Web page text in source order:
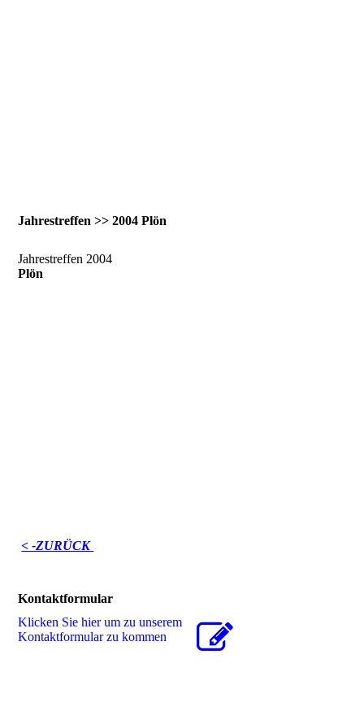
Jahrestreffen >> 2004 Plön
Jahrestreffen 2004
Plön
< -ZURÜCK
Kontaktformular
Klicken Sie hier um zu unserem
Kon­takt­for­mu­lar zu kommen